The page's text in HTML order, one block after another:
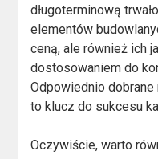
długoterminową
elementów
ceną, ale również ich
dostosowaniem do
Odpowiednio
to klucz do sukcesu
Oczywiście, warto